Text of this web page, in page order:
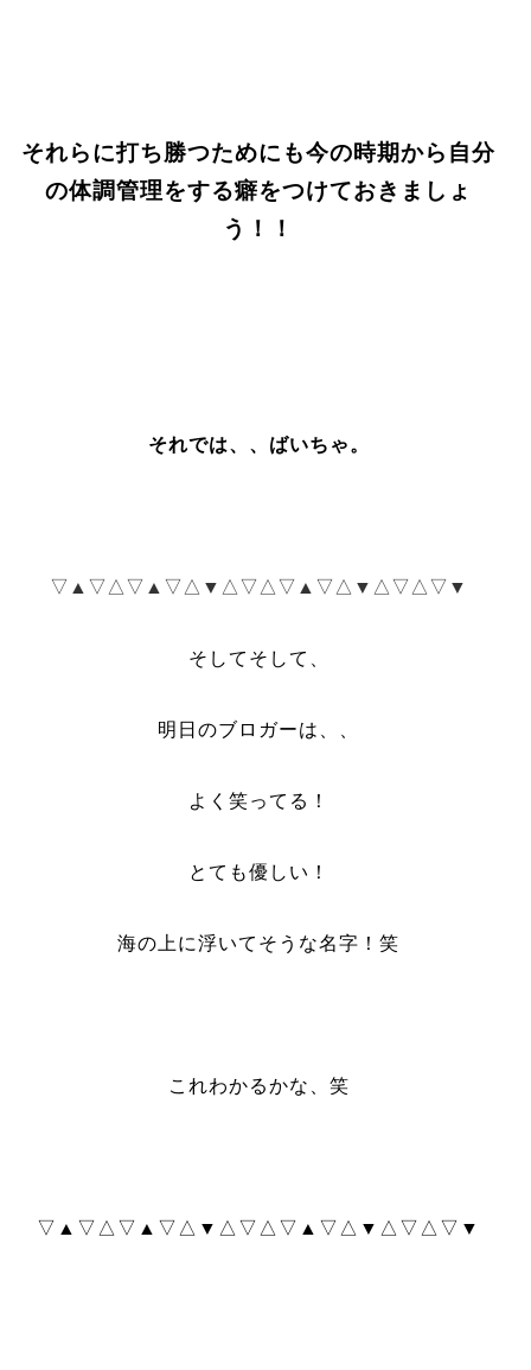
それらに打ち勝つためにも今の時期から自分
の体調管理をする癖をつけておきましょ
う！！
それでは、、ばいちゃ。
▽▲▽△▽▲▽△▼△▽△▽▲▽△▼△▽△▽▼
そしてそして、
明日のブロガーは、、
よく笑ってる！
とても優しい！
海の上に浮いてそうな名字！笑
これわかるかな、笑
▽▲▽△▽▲▽△▼△▽△▽▲▽△▼△▽△▽▼